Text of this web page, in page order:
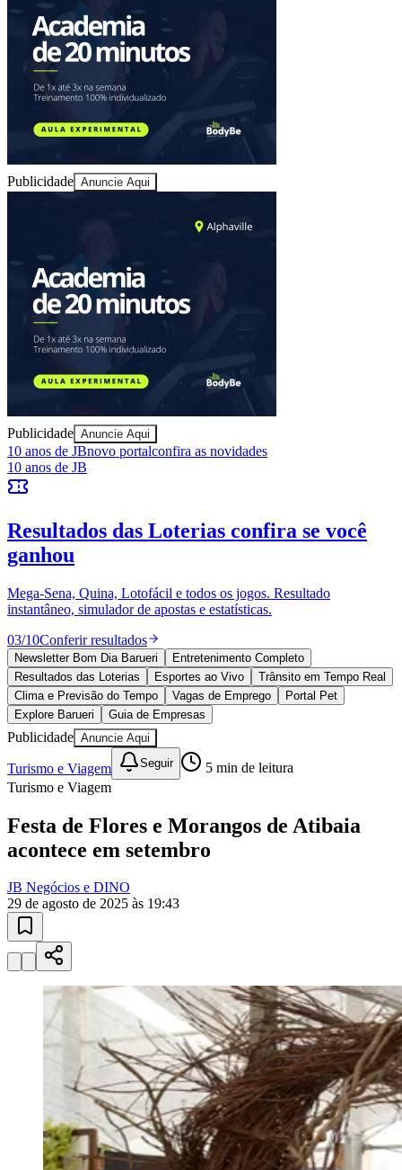
Juventude
Publicidade Anuncie Aqui
10 anos de JBnovo portalconfira as novidades
10 anos de JB
Esportes ao Vivo placares e tabelas
atualizadas
Paulistão, Brasileirão, Champions League e mais. Placar em tempo
real, classificação e notícias esportivas.
04/10Acompanhar jogos
Newsletter Bom Dia Barueri
Entretenimento Completo
Resultados das Loterias
Esportes ao Vivo
Trânsito em Tempo Real
Clima e Previsão do Tempo
Vagas de Emprego
Portal Pet
Explore Barueri
Guia de Empresas
Publicidade Anuncie Aqui
Turismo e Viagem Seguir 5 min de leitura
Turismo e Viagem
Festa de Flores e Morangos de Atibaia
acontece em setembro
JB Negócios e DINO
29 de agosto de 2025 às 19:43